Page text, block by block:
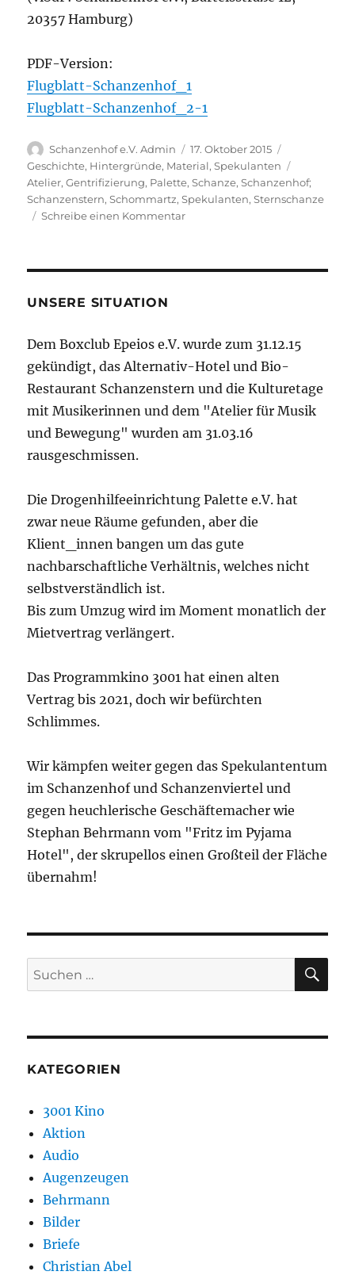
20357 Hamburg)
PDF-Version:
Flugblatt-Schanzenhof_1
Flugblatt-Schanzenhof_2-1
Autor
Schanzenhof e.V. Admin
Veröffentlicht
am
17. Oktober 2015
Geschichte, Hintergründe, Material,Spekulanten
Atelier,Gentrifizierung, Palette,Schanze,Schanzenhof;
Schanzenstern,Schommartz,Spekulanten,Sternschanze
Schreibe einen Kommentarzu
UNSERE SITUATION
Dem Boxclub Epeios e.V. wurde zum 31.12.15
gekündigt, das Alternativ-Hotel und Bio-
Restaurant Schanzenstern und die Kulturetage
mit Musikerinnen und dem "Atelier für Musik
und Bewegung" wurden am 31.03.16
rausgeschmissen.
Die Drogenhilfeeinrichtung Palette e.V. hat
zwar neue Räume gefunden, aber die
Klient_innen bangen um das gute
nachbarschaftliche Verhältnis, welches nicht
selbstverständlich ist.
Bis zum Umzug wird im Moment monatlich der
Mietvertrag verlängert.
Das Programmkino 3001 hat einen alten
Vertrag bis 2021, doch wir befürchten
Schlimmes.
Wir kämpfen weiter gegen das Spekulantentum
im Schanzenhof und Schanzenviertel und
gegen heuchlerische Geschäftemacher wie
Stephan Behrmann vom "Fritz im Pyjama
Hotel", der skrupellos einen Großteil der Fläche
übernahm!
Suchen
nach:
KATEGORIEN
3001 Kino
Aktion
Audio
Augenzeugen
Behrmann
Bilder
Briefe
Christian Abel